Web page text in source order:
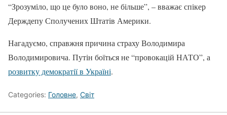
“Зрозуміло, що це було воно, не більше”, – вважає спікер
Держдепу Сполучених Штатів Америки.
Нагадуємо, справжня причина страху Володимира
Володимировича. Путін боїться не “провокацій НАТО”, а
розвитку демократії в Україні.
Categories: Головне, Світ